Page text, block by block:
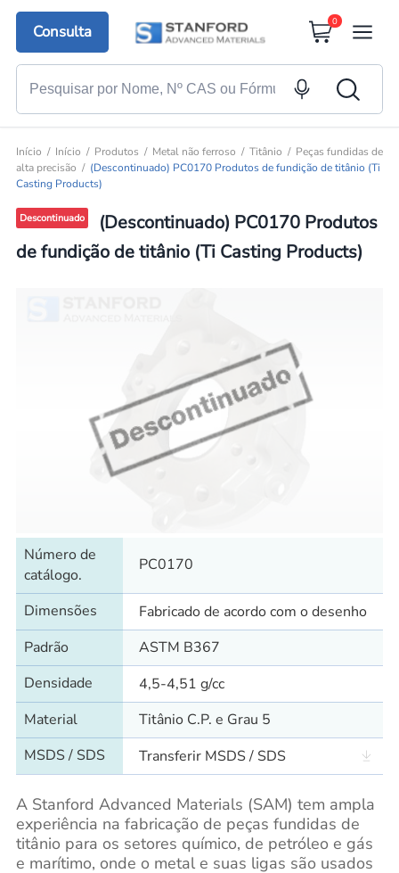
Consulta
0
Início Início Produtos Metal não ferroso Titânio
Peças fundidas de
alta precisão
(Descontinuado) PC0170 Produtos de fundição de titânio (Ti
Casting Products)
Descontinuado
(Descontinuado) PC0170 Produtos
de fundição de titânio (Ti Casting Products)
Número de
catálogo.
PC0170
Dimensões
Fabricado de acordo com o desenho
Padrão
ASTM B367
Densidade
4,5-4,51 g/cc
Material
Titânio C.P. e Grau 5
MSDS / SDS
Transferir MSDS / SDS
A Stanford Advanced Materials (SAM) tem ampla
experiência na fabricação de peças fundidas de
titânio para os setores químico, de petróleo e gás
e marítimo, onde o metal e suas ligas são usados